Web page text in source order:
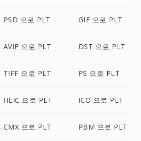
PSD 으로 PLT GIF 으로 PLT
AVIF 으로 PLT DST 으로 PLT
TIFF 으로 PLT PS 으로 PLT
HEIC 으로 PLT ICO 으로 PLT
CMX 으로 PLT PBM 으로 PLT